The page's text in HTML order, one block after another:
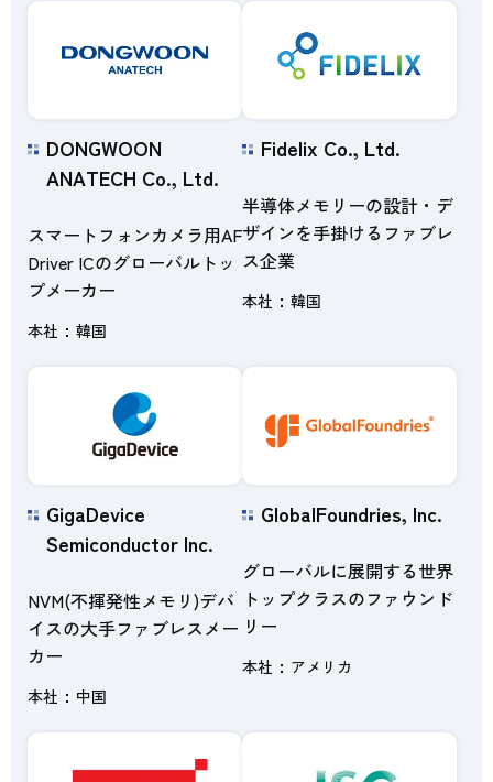
DONGWOON
ANATECH Co., Ltd.
本社 韓国
スマートフォンカメラ用AF
Driver ICのグローバルトッ
プメーカー
Fidelix Co., Ltd.
本社 韓国
半導体メモリーの設計・デ
ザインを手掛けるファブレ
ス企業
GigaDevice
Semiconductor Inc.
本社 中国
NVM(不揮発性メモリ)デバ
イスの大手ファブレスメー
カー
GlobalFoundries, Inc.
本社 アメリカ
グローバルに展開する世界
トップクラスのファウンド
リー